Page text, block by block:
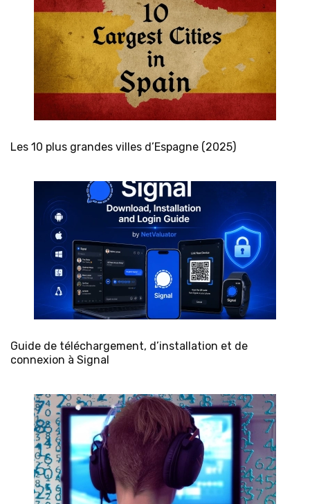
Les 10 plus grandes villes d’Espagne (2025)
Guide de téléchargement, d’installation et de
connexion à Signal